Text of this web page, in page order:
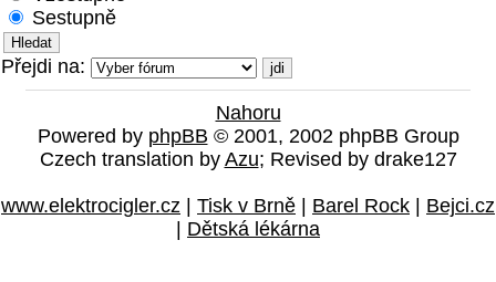
Sestupně
Přejdi na:
Nahoru
Powered by phpBB © 2001, 2002 phpBB Group
Czech translation by Azu; Revised by drake127
www.elektrocigler.cz Tisk v Brně Barel Rock
Bejci.cz
Dětská lékárna